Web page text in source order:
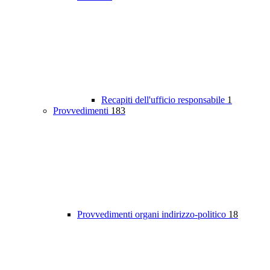
Recapiti dell'ufficio responsabile 1
Provvedimenti 183
Provvedimenti organi indirizzo-politico 18